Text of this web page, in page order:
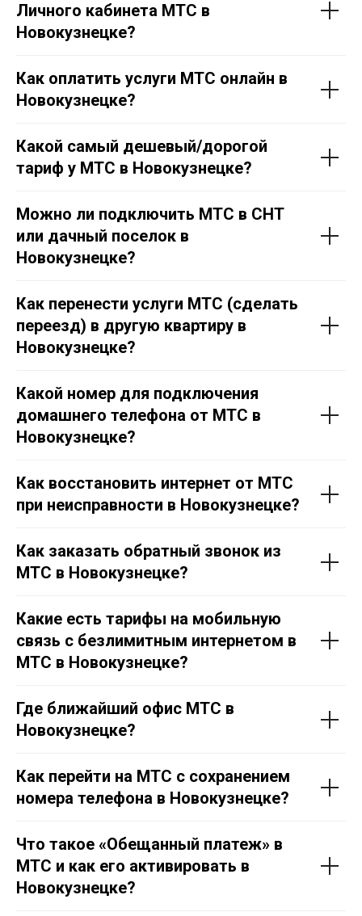
Личного кабинета МТС в
Новокузнецке?
Как оплатить услуги МТС онлайн в
Новокузнецке?
Какой самый дешевый/дорогой
тариф у МТС в Новокузнецке?
Можно ли подключить МТС в СНТ
или дачный поселок в
Новокузнецке?
Как перенести услуги МТС (сделать
переезд) в другую квартиру в
Новокузнецке?
Какой номер для подключения
домашнего телефона от МТС в
Новокузнецке?
Как восстановить интернет от МТС
при неисправности в Новокузнецке?
Как заказать обратный звонок из
МТС в Новокузнецке?
Какие есть тарифы на мобильную
связь с безлимитным интернетом в
МТС в Новокузнецке?
Где ближайший офис МТС в
Новокузнецке?
Как перейти на МТС с сохранением
номера телефона в Новокузнецке?
Что такое «Обещанный платеж» в
МТС и как его активировать в
Новокузнецке?
8 (800) 350-80-41
Тарифы
Перейти в МТС
Отдел подключения
Контакты